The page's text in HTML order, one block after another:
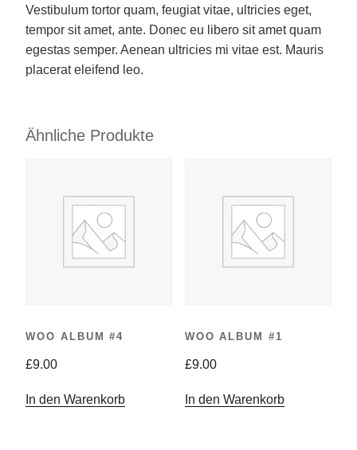
Vestibulum tortor quam, feugiat vitae, ultricies eget,
tempor sit amet, ante. Donec eu libero sit amet quam
egestas semper. Aenean ultricies mi vitae est. Mauris
placerat eleifend leo.
Ähnliche Produkte
WOO ALBUM #4
£9.00
In den Warenkorb
WOO ALBUM #1
£9.00
In den Warenkorb